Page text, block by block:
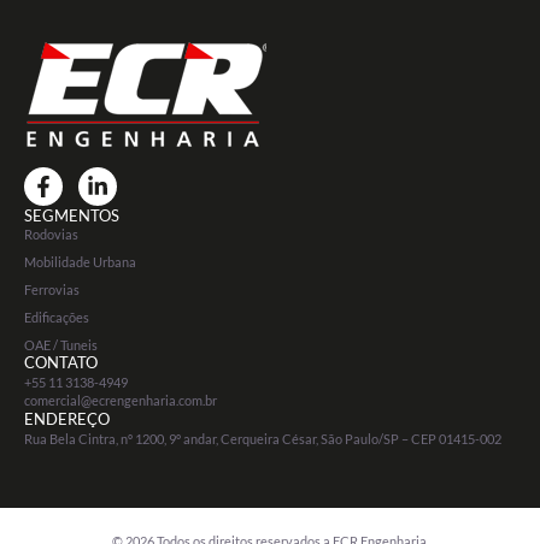
SEGMENTOS
Rodovias
Mobilidade Urbana
Ferrovias
Edificações
OAE / Tuneis
CONTATO
+55 11 3138-4949
comercial@ecrengenharia.com.br
ENDEREÇO
Rua Bela Cintra, nº 1200, 9º andar, Cerqueira César, São Paulo/SP – CEP 01415-002